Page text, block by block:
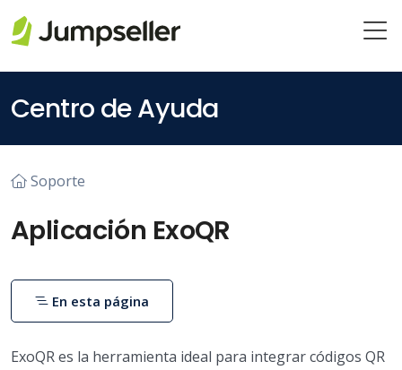
Centro de Ayuda
Soporte
Aplicación ExoQR
ExoQR es la herramienta ideal para integrar códigos QR
En esta página